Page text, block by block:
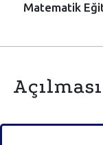
Matematik